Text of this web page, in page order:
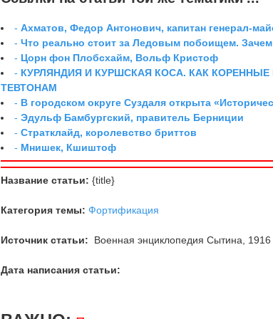
-Ахматов, Федор Антонович, капитан генерал-
-Что реально стоит за Ледовым побоищем.
- Цорн фон Плобсхайм, Вольф Кристоф
- КУРЛЯНДИЯ И КУРШСКАЯ КОСА. КАК
ТЕВТОНАМ
- В городском округе Суздаля открыта
-Эдульф Бамбургский, правитель Берниции
-Стратклайд, королевство бриттов
- Мнишек, Кшиштоф
Название статьи: {title}
Категория темы: Фортификация
Источник статьи: Военная энциклопедия Сытина, 1916
Дата написания статьи: